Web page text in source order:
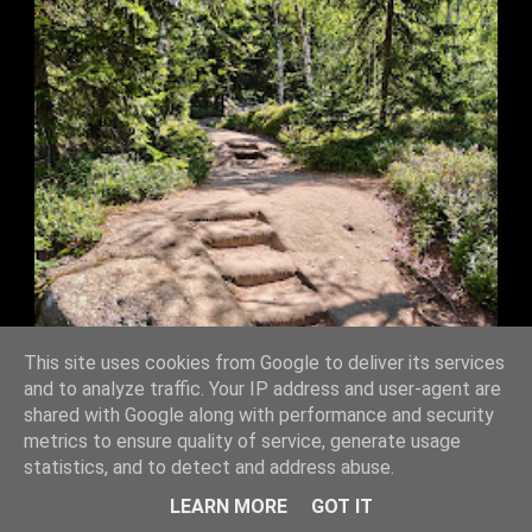
This site uses cookies from Google to deliver its services
and to analyze traffic. Your IP address and user-agent are
shared with Google along with performance and security
metrics to ensure quality of service, generate usage
statistics, and to detect and address abuse.
LEARN MORE
GOT IT